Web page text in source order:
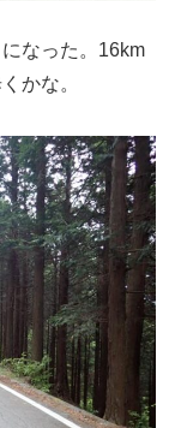
なった。16km
かな。